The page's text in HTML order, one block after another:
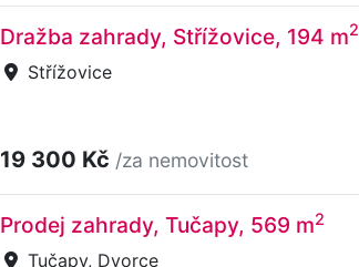
Dražba zahrady, Střížovice, 194 m2
Střížovice
19 300 Kč /za nemovitost
Prodej zahrady, Tučapy, 569 m2
Tučapy, Dvorce